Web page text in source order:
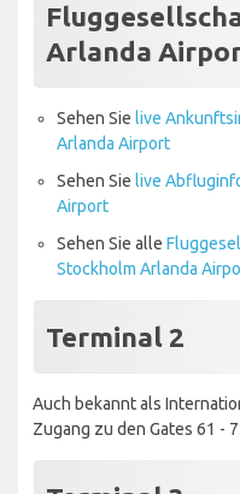
Arlanda
Sehen Sie live
Arlanda Airport
Sehen Sie live
Airport
Sehen Sie alle
Stockholm Arlanda
Terminal 2
Auch bekannt als
Zugang zu den Gates 61 -